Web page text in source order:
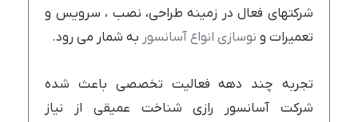
شرکتهای فعال در زمینه طراحی، نصب ، سرویس و
تعمیرات و نوسازی انواع آسانسور به شمار می رود.
تجربه چند دهه فعالیت تخصصی باعث شده
شرکت آسانسور رازی شناخت عمیقی از نیاز